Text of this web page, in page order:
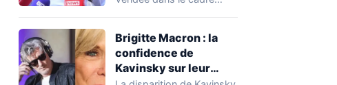
occupations…
Brigitte Macron : la
confidence de
Kavinsky sur leur